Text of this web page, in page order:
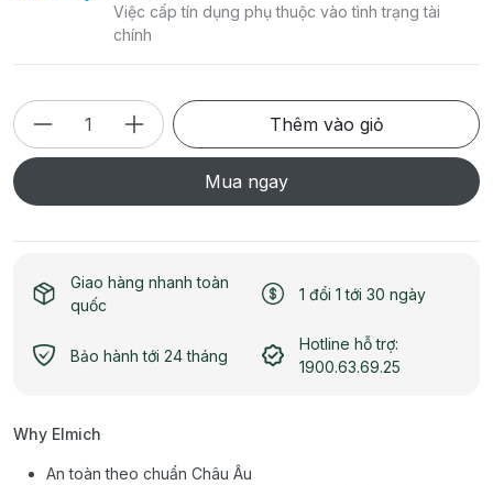
Việc cấp tín dụng phụ thuộc vào tình trạng tài
chính
Thêm vào giỏ
Mua ngay
Giao hàng nhanh toàn
quốc
1 đổi 1 tới 30 ngày
Bảo hành tới 24 tháng
Hotline hỗ trợ:
1900.63.69.25
Why Elmich
An toàn theo chuẩn Châu Âu